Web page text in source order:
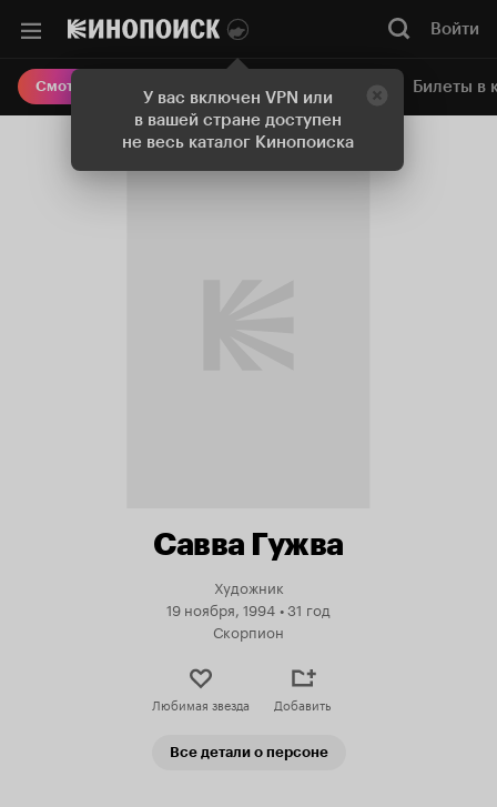
У вас включен VPN или
в вашей стране доступен
не весь каталог Кинопоиска
Войти
Смотреть кино Онлайн-кинотеатр Билеты в
Савва Гужва
Художник
19 ноября, 1994 •31 год
Скорпион
Любимая звезда Добавить
Все детали о персоне